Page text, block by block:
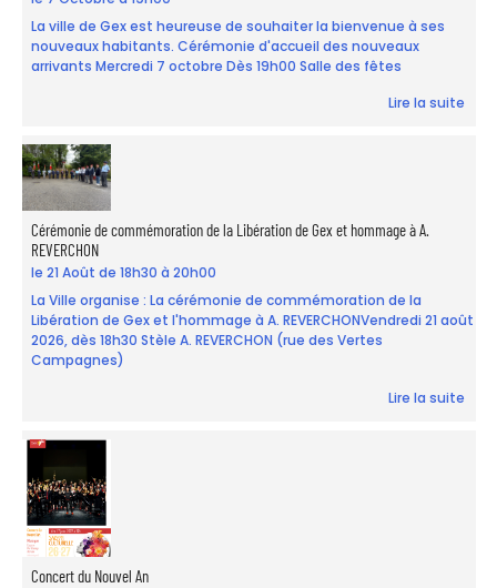
La ville de Gex est heureuse de souhaiter la bienvenue à ses
nouveaux habitants. Cérémonie d'accueil des nouveaux
arrivants Mercredi 7 octobre Dès 19h00 Salle des fêtes
Lire la suite
Cérémonie de commémoration de la Libération de Gex et hommage à A.
REVERCHON
le 21 Août de 18h30 à 20h00
La Ville organise : La cérémonie de commémoration de la
Libération de Gex et l'hommage à A. REVERCHONVendredi 21 août
2026, dès 18h30 Stèle A. REVERCHON (rue des Vertes
Campagnes)
Lire la suite
Concert du Nouvel An